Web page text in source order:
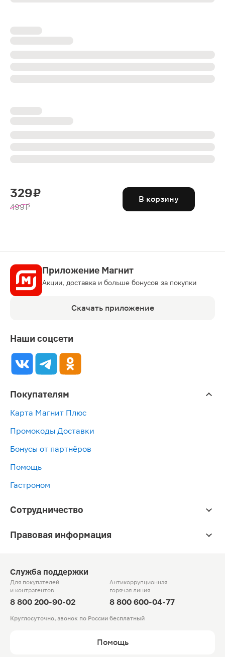
329 ₽
499 ₽
В корзину
Приложение Магнит
Акции, доставка и больше бонусов за покупки
Скачать приложение
Наши соцсети
Покупателям
Карта Магнит Плюс
Промокоды Доставки
Бонусы от партнёров
Помощь
Гастроном
Сотрудничество
Правовая информация
Служба поддержки
Для покупателей
и контрагентов
8 800 200-90-02
Антикоррупционная
горячая линия
8 800 600-04-77
Круглосуточно, звонок по России бесплатный
Помощь